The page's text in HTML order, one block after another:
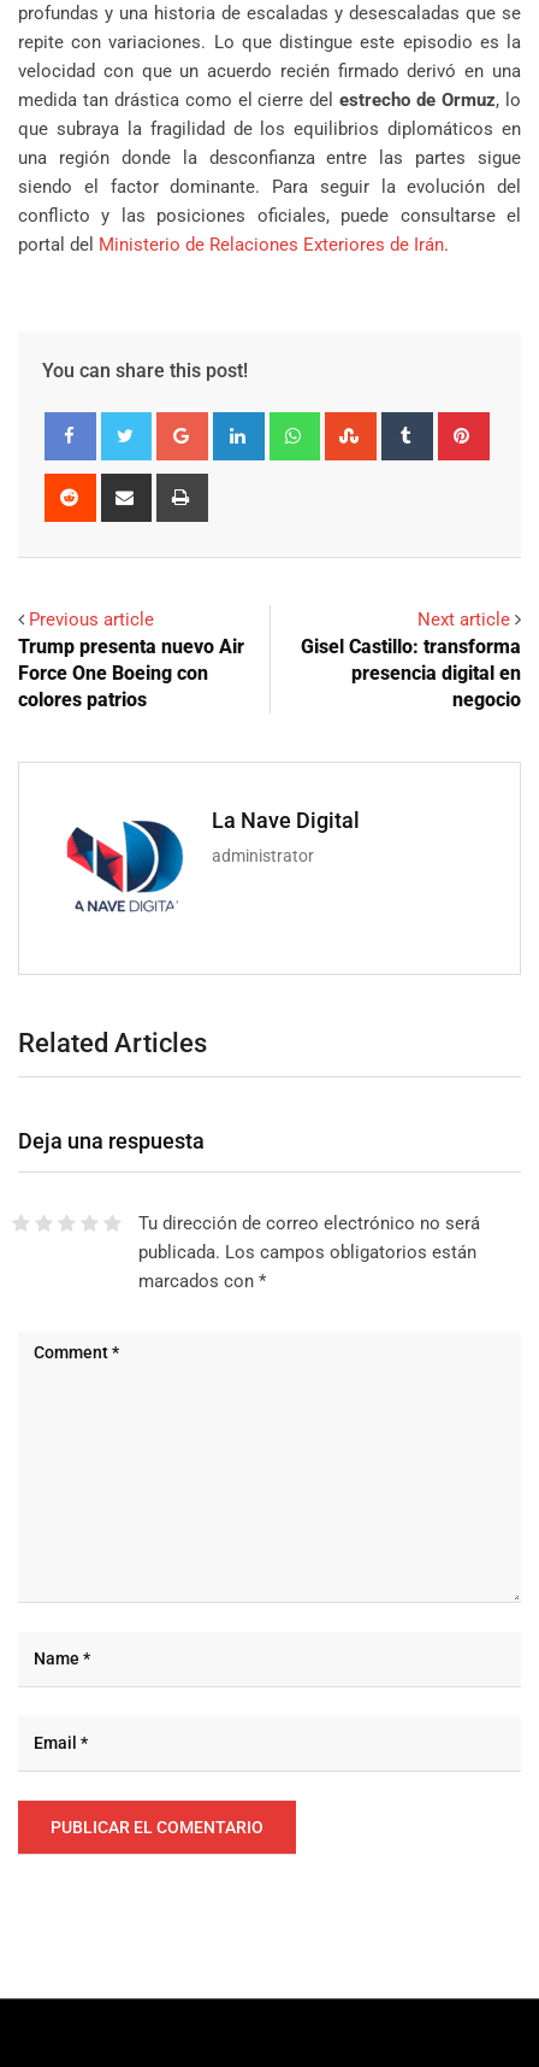
profundas y una historia de escaladas y desescaladas que se
repite con variaciones. Lo que distingue este episodio es la
velocidad con que un acuerdo recién firmado derivó en una
medida tan drástica como el cierre delestrecho de Ormuz, lo
que subraya la fragilidad de los equilibrios diplomáticos en
una región donde la desconfianza entre las partes sigue
siendo el factor dominante. Para seguir la evolución del
conflicto y las posiciones oficiales, puede consultarse el
portal del Ministerio de Relaciones Exteriores de Irán.
You can share this post!
Google+ LinkedIn WhatsappStumbleUpon
Tumblr
Reddit
Share
Previous article
Trump presenta nuevo Air
Force One Boeing con
colores patrios
Next article
Gisel Castillo: transforma
presencia digital en
negocio
La Nave Digital
administrator
Related Articles
Deja una respuesta
Tu dirección de correo electrónico no será
publicada. Los campos obligatorios están
marcados con *